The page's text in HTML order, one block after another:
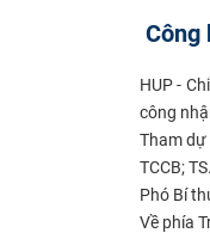
Công
HUP -
công
Tham dự
TCCB;
Phó Bí
Về phía